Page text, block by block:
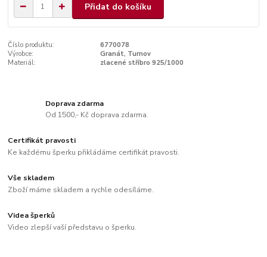
Přidat do košíku
Číslo produktu:
6770078
Výrobce:
Granát, Turnov
Materiál:
zlacené stříbro 925/1000
Doprava zdarma
Od 1500,- Kč doprava zdarma.
Certifikát pravosti
Ke každému šperku přikládáme certifikát pravosti.
Vše skladem
Zboží máme skladem a rychle odesíláme.
Videa šperků
Video zlepší vaší představu o šperku.